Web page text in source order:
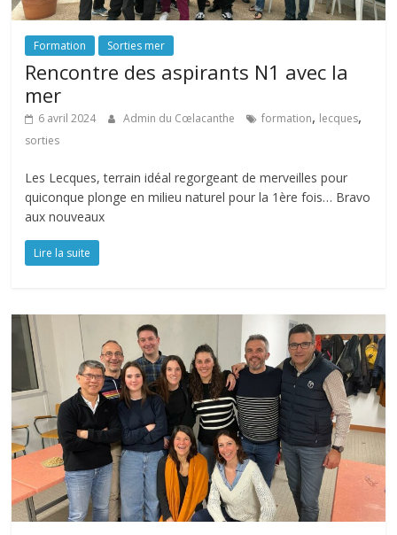
Formation Sorties mer
Rencontre des aspirants N1 avec la
mer
6 avril 2024 Admin du Cœlacanthe formation, lecques,
sorties
Les Lecques, terrain idéal regorgeant de merveilles pour
quiconque plonge en milieu naturel pour la 1ère fois… Bravo
aux nouveaux
Lire la suite